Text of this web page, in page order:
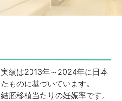
績は2013年～2024年に日本
ものに基づいています。
胚移植当たりの妊娠率です。